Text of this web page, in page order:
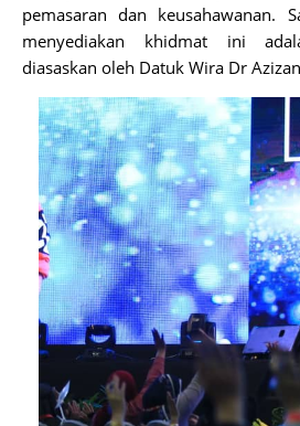
pemasaran dan keusahawanan.
menyediakan khidmat ini
diasaskan oleh Datuk Wira Dr